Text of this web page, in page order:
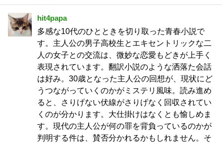
hit4papa
多感な10代のひとときを切り取った青春小説で
す。主人公の男子高校生とエキセントリックな二
人の女子との交流は、微妙な恋愛もどきが上手く
表現されています。翻訳小説のような洒落た会話
は好み。30歳となった主人公の回想が、現状にど
うつながっていくのかがミステリ風味。読み進め
ると、さりげない伏線がさりげなく回収されてい
くのが分かります。大仕掛けはなくとも愉しめま
す。現代の主人公が何の罪を背負っているのかが
判明する件は、賛否分かれるかもしれません。そ